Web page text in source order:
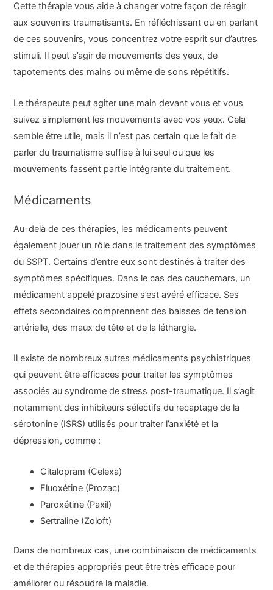
Cette thérapie vous aide à changer votre façon de réagir
aux souvenirs traumatisants. En réfléchissant ou en parlant
de ces souvenirs, vous concentrez votre esprit sur d’autres
stimuli. Il peut s’agir de mouvements des yeux, de
tapotements des mains ou même de sons répétitifs.
Le thérapeute peut agiter une main devant vous et vous
suivez simplement les mouvements avec vos yeux. Cela
semble être utile, mais il n’est pas certain que le fait de
parler du traumatisme suffise à lui seul ou que les
mouvements fassent partie intégrante du traitement.
Médicaments
Au-delà de ces thérapies, les médicaments peuvent
également jouer un rôle dans le traitement des symptômes
du SSPT. Certains d’entre eux sont destinés à traiter des
symptômes spécifiques. Dans le cas des cauchemars, un
médicament appelé prazosine s’est avéré efficace. Ses
effets secondaires comprennent des baisses de tension
artérielle, des maux de tête et de la léthargie.
Il existe de nombreux autres médicaments psychiatriques
qui peuvent être efficaces pour traiter les symptômes
associés au syndrome de stress post-traumatique. Il s’agit
notamment des inhibiteurs sélectifs du recaptage de la
sérotonine (ISRS) utilisés pour traiter l’anxiété et la
dépression, comme :
Citalopram (Celexa)
Fluoxétine (Prozac)
Paroxétine (Paxil)
Sertraline (Zoloft)
Dans de nombreux cas, une combinaison de médicaments
et de thérapies appropriés peut être très efficace pour
améliorer ou résoudre la maladie.